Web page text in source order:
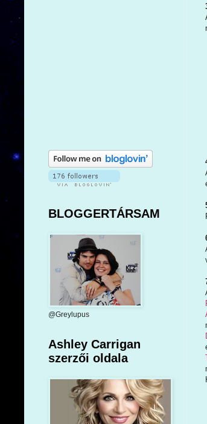
BLOGGERTÁRSAM
@Greylupus
Ashley Carrigan
szerzői oldala